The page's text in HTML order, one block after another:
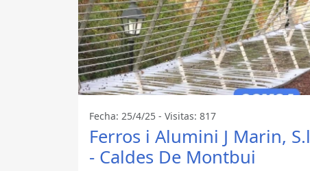
Fecha: 25/4/25 - Visitas: 817
Ferros i Alumini J Marin, S.l
- Caldes De Montbui